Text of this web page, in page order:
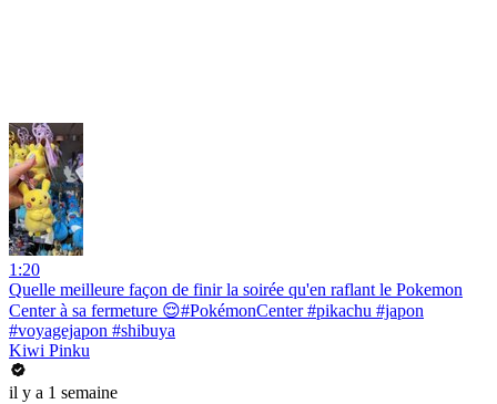
1:20
Quelle meilleure façon de finir la soirée qu'en raflant le Pokemon
Center à sa fermeture 😌#PokémonCenter #pikachu #japon
#voyagejapon #shibuya
Kiwi Pinku
il y a 1 semaine